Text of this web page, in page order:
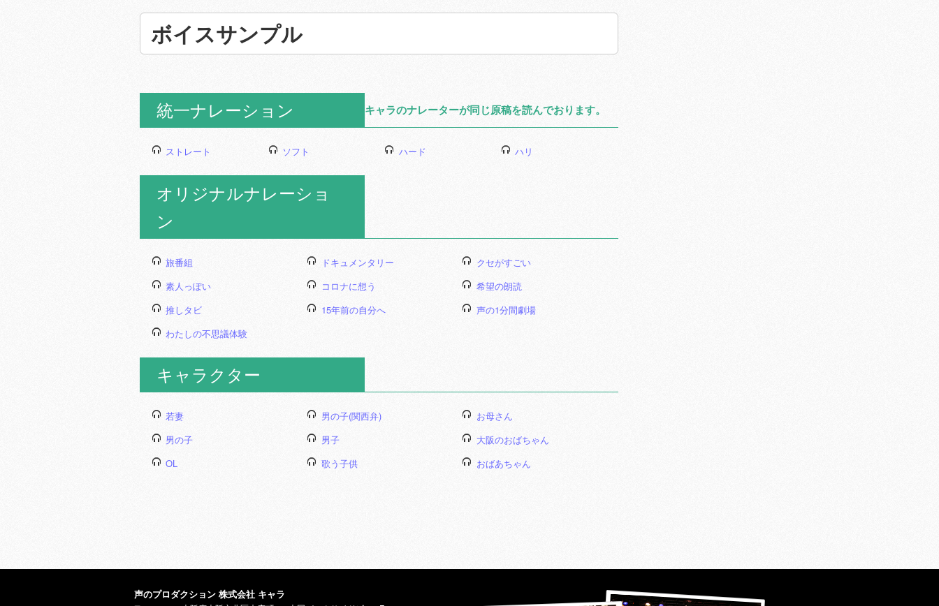
ドする
ボイスサンプル
統一ナレーション キャラのナレーターが同じ原稿を読んでおります。
ストレート ソフト ハード ハリ
オリジナルナレーショ
ン
旅番組 ドキュメンタリー
クセがすごい
素人っぽい
コロナに想う
希望の朗読
推しタビ
15年前の自分へ
声の1分間劇場
わたしの不思議体験
キャラクター
若妻 男の子(関西弁)
お母さん
男の子
男子
大阪のおばちゃん
OL
歌う子供 おばあちゃん
声のプロダクション 株式会社 キャラ